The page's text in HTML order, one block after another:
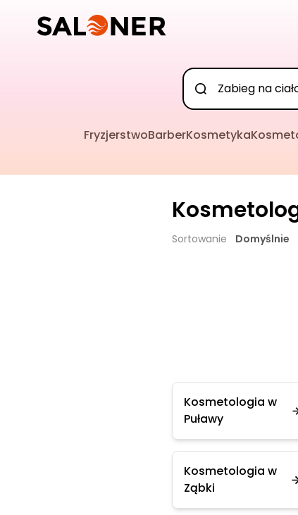
FryzjerstwoBarberKosmetyka
Sortowanie Domyślnie
Kosmetologia w
Puławy
Kosmetologia w
Ząbki